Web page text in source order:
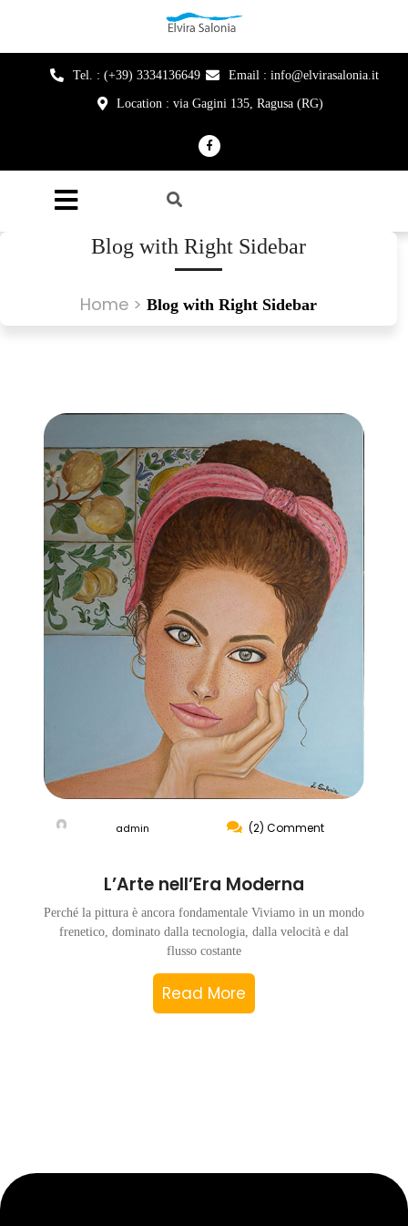
Tel. : (+39) 3334136649 Email : info@elvirasalonia.it
Location : via Gagini 135, Ragusa (RG)
Blog with Right Sidebar
Home > Blog with Right Sidebar
admin (2) Comment
L’Arte nell’Era Moderna
Perché la pittura è ancora fondamentale Viviamo in un mondo
frenetico, dominato dalla tecnologia, dalla velocità e dal
flusso costante
Read More